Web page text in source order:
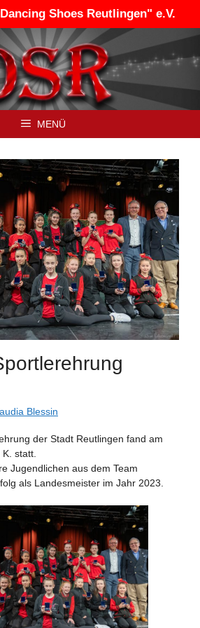
Shoes Reutlingen" e.V.
MENÜ
Blessin
der Stadt Reutlingen fand am
statt.
Jugendlichen aus dem Team
als Landesmeister im Jahr 2023.